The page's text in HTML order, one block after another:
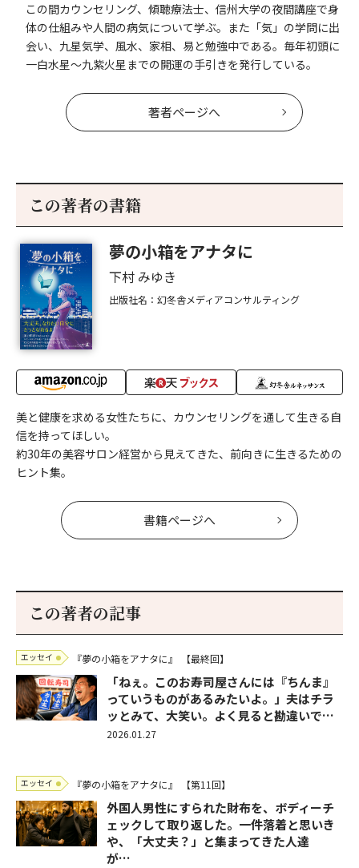
この間カウンセリング、傾聴療法士、信州大学の夜間講座で身
体の仕組みや人間の病気について学ぶ。また「気」の学問に出
会い、九星気学、風水、家相、易と勉強中である。毎年初頭に
一白水星〜九紫火星までの開運の手引きを発行している。
著者ページへ
この著者の書籍
夢の小箱をアナタに
下村 みゆき
出版社名：幻冬舎メディアコンサルティング
美と健康を求める女性たちに、カウンセリングを通して生きる自
信を持ってほしい。
約30年の美容サロン経営から見えてきた、前向きに生きるための
ヒント集。
書籍ページへ
この著者の記事
エッセイ 『夢の小箱をアナタに』 【最終回】
「ねぇ。このお寿司屋さんには『ちんま』
っていうものがあるみたいよ。」夫はチラ
ッとみて、大笑い。よく見ると勘違いで…
2026.01.27
エッセイ 『夢の小箱をアナタに』 【第11回】
外国人男性にすられた財布を、ボディーチ
ェックして取り返した。一件落着と思いき
や、「大丈夫？」と集まってきた人達
が…